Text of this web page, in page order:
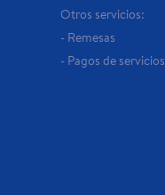
Otros servicios:
- Remesas
- Pagos de servicios